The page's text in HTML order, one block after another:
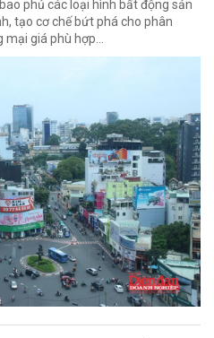
phủ các loại hình bất động sản
tạo cơ chế bứt phá cho phân
mại giá phù hợp...